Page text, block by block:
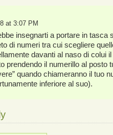
at 3:07 PM
insegnarti a portare in tasca
di numeri tra cui scegliere
davanti al naso di colui
prendendo il numerillo al posto
quando chiameranno il tuo
inferiore al suo).